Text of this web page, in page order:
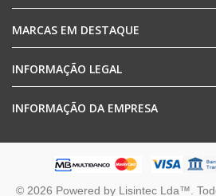
MARCAS EM DESTAQUE
INFORMAÇÃO LEGAL
INFORMAÇÃO DA EMPRESA
© 2026 Powered by Lisintec Lda™.